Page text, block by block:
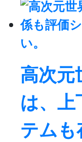
高次元
は、上
テムも